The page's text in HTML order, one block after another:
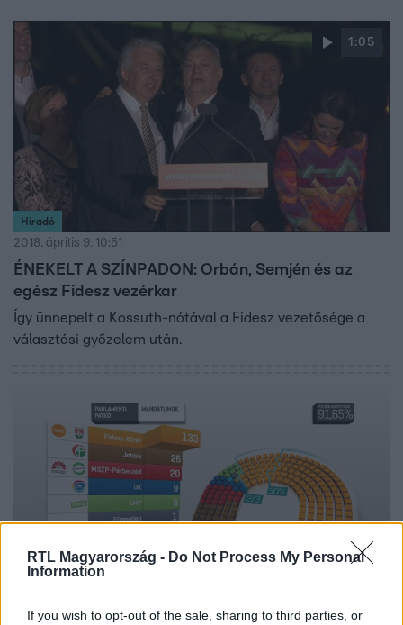
RTL Magyarország - Do Not Process My Personal
Information
If you wish to opt-out of the sale, sharing to third parties, or
1:05
Híradó
2018. április 9. 10:51
ÉNEKELT A SZÍNPADON: Orbán, Semjén és az
egész Fidesz vezérkar
Így ünnepelt a Kossuth-nótával a Fidesz vezetősége a
választási győzelem után.
2018. április 8. 20:57